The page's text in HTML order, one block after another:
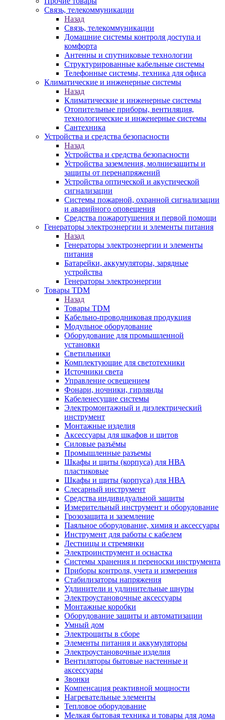
Связь, телекоммуникации
Назад
Связь, телекоммуникации
Домашние системы контроля доступа и
комфорта
Антенны и спутниковые технологии
Структурированные кабельные системы
Телефонные системы, техника для офиса
Климатические и инженерные системы
Назад
Климатические и инженерные системы
Отопительные приборы, вентиляция,
технологические и инженерные системы
Сантехника
Устройства и средства безопасности
Назад
Устройства и средства безопасности
Устройства заземления, молниезащиты и
защиты от перенапряжений
Устройства оптической и акустической
сигнализации
Системы пожарной, охранной сигнализации
и аварийного оповещения
Средства пожаротушения и первой помощи
Генераторы электроэнергии и элементы питания
Назад
Генераторы электроэнергии и элементы
питания
Батарейки, аккумуляторы, зарядные
устройства
Генераторы электроэнергии
Товары TDM
Назад
Товары TDM
Кабельно-проводниковая продукция
Модульное оборудование
Оборудование для промышленной
установки
Светильники
Комплектующие для светотехники
Источники света
Управление освещением
Фонари, ночники, гирлянды
Кабеленесущие системы
Электромонтажный и диэлектрический
инструмент
Монтажные изделия
Аксессуары для шкафов и щитов
Силовые разъёмы
Промышленные разъемы
Шкафы и щиты (корпуса) для НВА
пластиковые
Шкафы и щиты (корпуса) для НВА
Слесарный инструмент
Средства индивидуальной защиты
Измерительный инструмент и оборудование
Грозозащита и заземление
Паяльное оборудование, химия и аксессуары
Инструмент для работы с кабелем
Лестницы и стремянки
Электроинструмент и оснастка
Системы хранения и переноски инструмента
Приборы контроля, учета и измерения
Стабилизаторы напряжения
Удлинители и удлинительные шнуры
Электроустановочные аксессуары
Монтажные коробки
Оборудование защиты и автоматизации
Умный дом
Электрощиты в сборе
Элементы питания и аккумуляторы
Электроустановочные изделия
Вентиляторы бытовые настенные и
аксессуары
Звонки
Компенсация реактивной мощности
Нагревательные элементы
Тепловое оборудование
Мелкая бытовая техника и товары для дома